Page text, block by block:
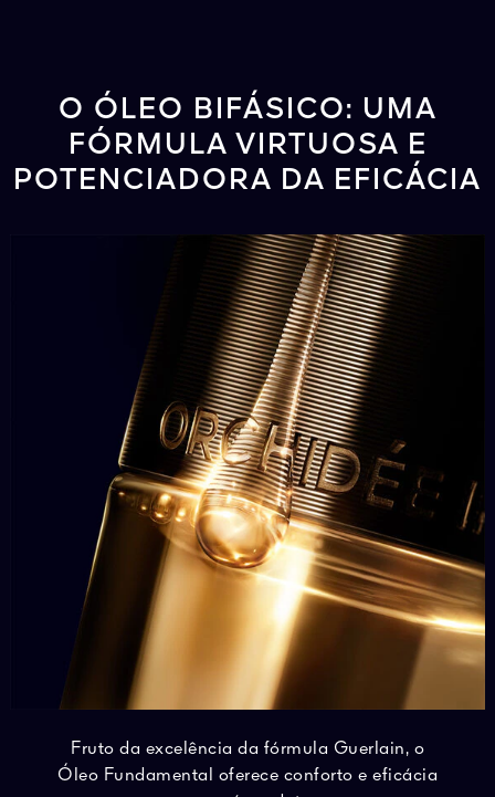
O ÓLEO BIFÁSICO: UMA
FÓRMULA VIRTUOSA E
POTENCIADORA DA EFICÁCIA
Fruto da excelência da fórmula Guerlain, o
Óleo Fundamental oferece conforto e eficácia